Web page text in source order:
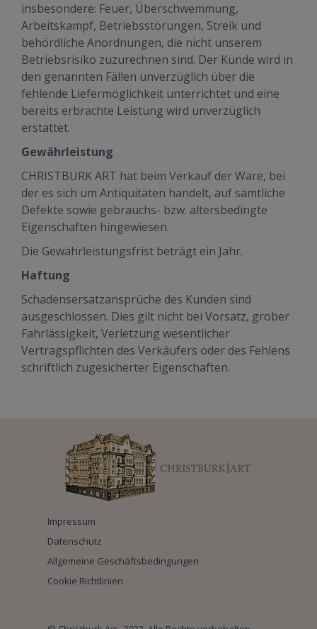
insbesondere: Feuer, Überschwemmung,
Arbeitskampf, Betriebsstörungen, Streik und
behördliche Anordnungen, die nicht unserem
Betriebsrisiko zuzurechnen sind. Der Kunde wird in
den genannten Fällen unverzüglich über die
fehlende Liefermöglichkeit unterrichtet und eine
bereits erbrachte Leistung wird unverzüglich
erstattet.
Gewährleistung
CHRISTBURK ART hat beim Verkauf der Ware, bei
der es sich um Antiquitäten handelt, auf sämtliche
Defekte sowie gebrauchs- bzw. altersbedingte
Eigenschaften hingewiesen.
Die Gewährleistungsfrist beträgt ein Jahr.
Haftung
Schadensersatzansprüche des Kunden sind
ausgeschlossen. Dies gilt nicht bei Vorsatz, grober
Fahrlässigkeit, Verletzung wesentlicher
Vertragspflichten des Verkäufers oder des Fehlens
schriftlich zugesicherter Eigenschaften.
Impressum
Datenschutz
Allgemeine Geschäftsbedingungen
Cookie Richtlinien